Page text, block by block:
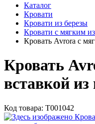
Каталог
Кровати
Кровати из березы
Кровати с мягким
Кровать Avrora с
Кровать
вставкой
Код товара: Т001042